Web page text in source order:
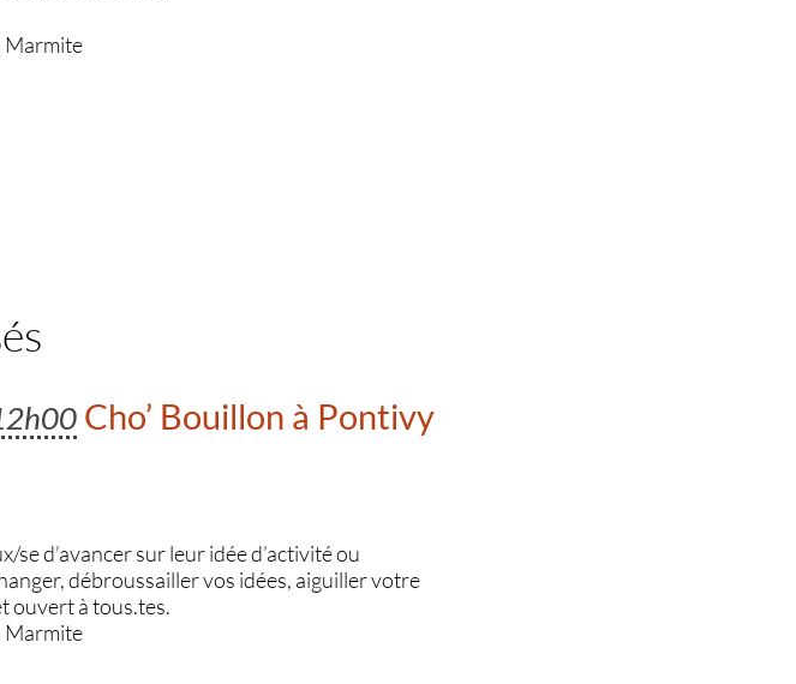
Marmite
Cho’ Bouillon à Pontivy
d’avancer sur leur idée d’activité ou
débroussailler vos idées, aiguiller votre
ouvert à tous.tes.
Marmite